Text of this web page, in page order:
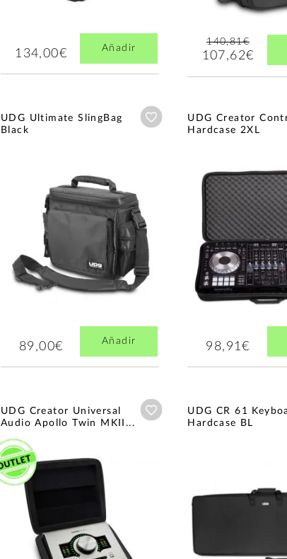
134,00€ Añadir
140,81€
107,62€
UDG Ultimate SlingBag
Black
Añadir a wishlist
89,00€ Añadir
UDG Creator
Hardcase 2XL
98,91€
UDG Creator Universal
Audio Apollo Twin MKII...
Añadir a wishlist
UDG CR 61
Hardcase BL